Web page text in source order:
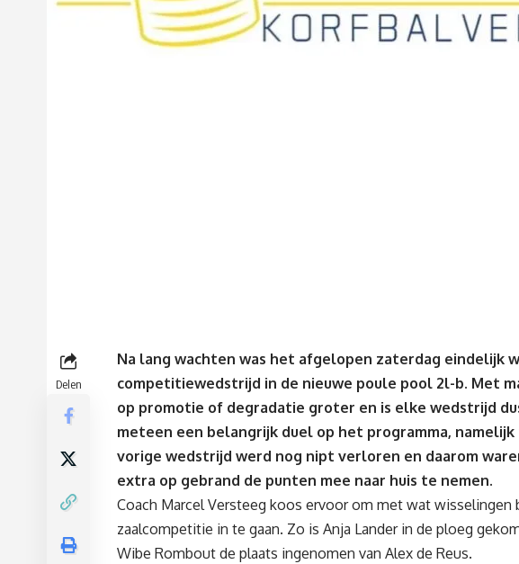
Delen
Na lang wachten was het afgelopen zaterdag eindelijk
competitiewedstrijd in de nieuwe poule pool 2l-b. Met
op promotie of degradatie groter en is elke wedstrijd
meteen een belangrijk duel op het programma,
vorige wedstrijd werd nog nipt verloren en daarom
extra op gebrand de punten mee naar huis te nemen.
Coach Marcel Versteeg koos ervoor om met wat wisselingen
zaalcompetitie in te gaan. Zo is Anja Lander in de ploeg
Wibe Rombout de plaats ingenomen van Alex de Reus.